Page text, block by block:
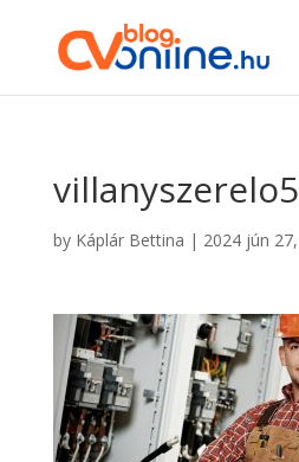
villanyszerelo5
by Káplár Bettina | 2024 jún 27,